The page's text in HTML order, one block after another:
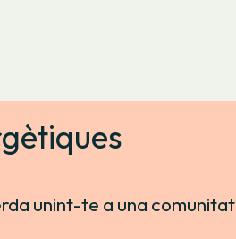
unint-te a una comunitat